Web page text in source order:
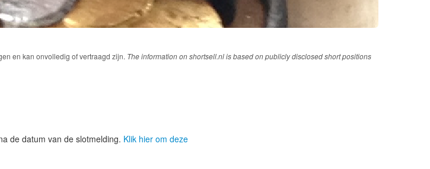
en kan onvolledig of vertraagd zijn. The information on shortsell.nl is based on publicly disclosed short positions
de datum van de slotmelding. Klik hier om deze